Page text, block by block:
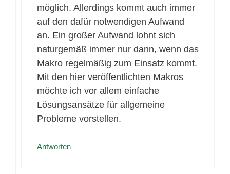
möglich. Allerdings kommt auch immer
auf den dafür notwendigen Aufwand
an. Ein großer Aufwand lohnt sich
naturgemäß immer nur dann, wenn das
Makro regelmäßig zum Einsatz kommt.
Mit den hier veröffentlichten Makros
möchte ich vor allem einfache
Lösungsansätze für allgemeine
Probleme vorstellen.
Antworten